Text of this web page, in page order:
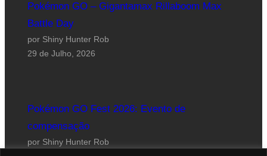
Pokémon GO – Gigantamax Rillaboom Max
Battle Day
por Shiny Hunter Rob
29 de Julho, 2026
Pokémon GO Fest 2026: Evento de
compensação
por Shiny Hunter Rob